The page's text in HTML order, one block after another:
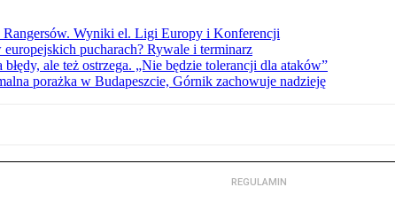
Rangersów. Wyniki el. Ligi Europy i Konferencji
pucharach? Rywale i terminarz
ale też ostrzega. „Nie będzie tolerancji dla ataków”
porażka w Budapeszcie, Górnik zachowuje nadzieję
REGULAMIN